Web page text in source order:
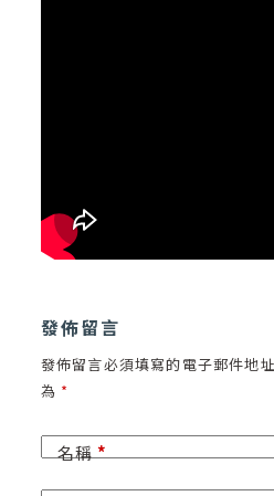
發佈留言
發佈留言必須填寫的電子郵件地
為 *
名稱*